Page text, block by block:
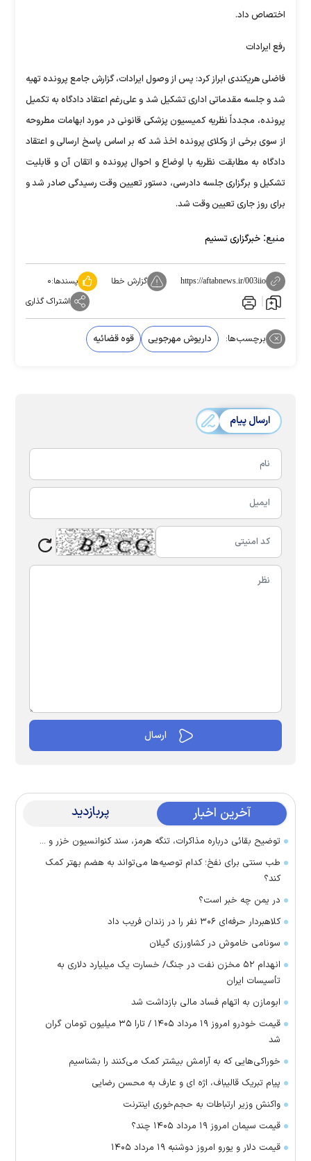
اختصاص داد.
رفع ایرادات
فاضلی هریکندی ابراز کرد: پس از وصول ایرادات، گزارش جامع پرونده تهیه
شد و جلسه مقدماتی اداری تشکیل شد و علی‌رغم اعتقاد دادگاه به تکمیل
پرونده، مجدداً نظریه کمیسیون پزشکی قانونی در مورد ابهامات مطروحه
از سوی برخی از وکلای پرونده اخذ شد که بر اساس پاسخ ارسالی و اعتقاد
دادگاه به مطابقت نظریه با اوضاع و احوال پرونده و اتقان آن و قابلیت
تشکیل و برگزاری جلسه دادرسی، دستور تعیین وقت رسیدگی صادر شد و
برای روز جاری تعیین وقت شد.
منبع: خبرگزاری تسنیم
https://aftabnews.ir/003iio گزارش خطا پسندها:۰
اشتراک گذاری
برچسب‌ها: داریوش مهرجویی قوه قضائیه
ارسال پیام
آخرین اخبار پربازدید
توضیح بقائی درباره مذاکرات، تنگه هرمز، سند کنوانسیون خزر و ...
طب سنتی برای نفخ؛ کدام توصیه‌ها می‌تواند به هضم بهتر کمک
کند؟
در یمن چه خبر است؟
کلاهبردار حرفه‌ای ۳۰۶ نفر را در زندان فریب داد
سونامی خاموش در کشاورزی گیلان
انهدام ۵۲ مخزن نفت در جنگ/ خسارت یک میلیارد دلاری به
تأسیسات ایران
ابومازن به اتهام فساد مالی بازداشت شد
قیمت خودرو امروز ۱۹ مرداد ۱۴۰۵ / تارا ۳۵ میلیون تومان گران
شد
خوراکی‌هایی که به آرامش بیشتر کمک می‌کنند را بشناسیم
پیام تبریک قالیباف، اژه ای و عارف به محسن رضایی
واکنش وزیر ارتباطات به حجم‌خوری اینترنت
قیمت سیمان امروز ۱۹ مرداد ۱۴۰۵ چند؟
قیمت دلار و یورو امروز دوشنبه ۱۹ مرداد ۱۴۰۵